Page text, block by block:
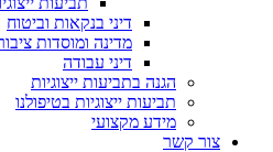
דיני בנקאות וביטוח
מדינה ומוסדות
דיני עבודה
הגנה בתביעות ייצוגיות
תביעות ייצוגיות בטיפולנו
מידע מקצועי
צור קשר